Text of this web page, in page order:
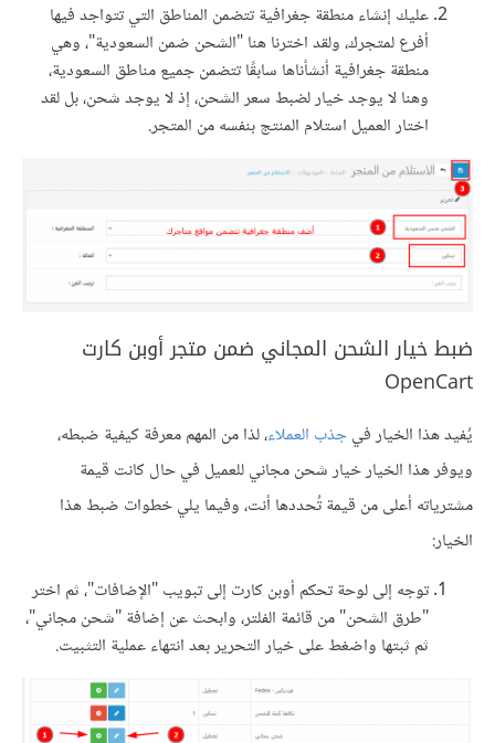
عليك إنشاء منطقة جغرافية تتضمن المناطق التي تتواجد فيها
أفرع لمتجرك، ولقد اخترنا هنا "الشحن ضمن السعودية"، وهي
منطقة جغرافية أنشأناها سابقًا تتضمن جميع مناطق السعودية،
وهنا لا يوجد خيار لضبط سعر الشحن، إذ لا يوجد شحن، بل لقد
اختار العميل استلام المنتج بنفسه من المتجر.
ضبط خيار الشحن المجاني ضمن متجر أوبن كارت
OpenCart
يُفيد هذا الخيار فيجذب العملاء، لذا من المهم معرفة كيفية ضبطه،
ويوفر هذا الخيار خيار شحن مجاني للعميل في حال كانت قيمة
مشترياته أعلى من قيمة تُحددها أنت، وفيما يلي خطوات ضبط هذا
الخيار:
توجه إلى لوحة تحكم أوبن كارت إلى تبويب "الإضافات"، ثم اختر
"طرق الشحن" من قائمة الفلتر، وابحث عن إضافة "شحن مجاني"،
ثم ثبتها واضغط على خيار التحرير بعد انتهاء عملية التثبيت.